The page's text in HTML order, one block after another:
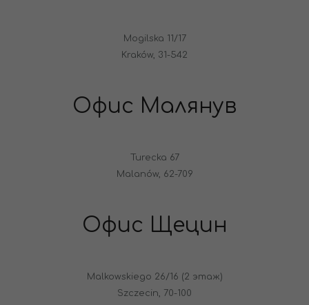
Mogilska 11/17
Kraków, 31-542
Офис Малянув
Turecka 67
Malanów, 62-709
Офис Щецин
Malkowskiego 26/16 (2 этаж)
Szczecin, 70-100